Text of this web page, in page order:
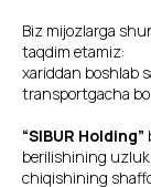
Biz mijozlarga
taqdim etamiz:
xariddan boshlab
transportgacha
“SIBUR Holding”
berilishining
chiqishining